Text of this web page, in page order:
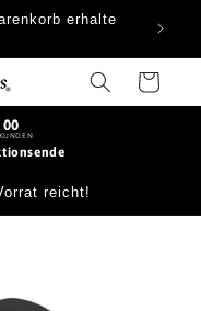
erhalte
Cart
00
reicht!